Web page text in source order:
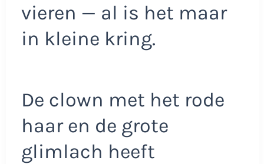
vieren — al is het maar
in kleine kring.
De clown met het rode
haar en de grote
glimlach heeft